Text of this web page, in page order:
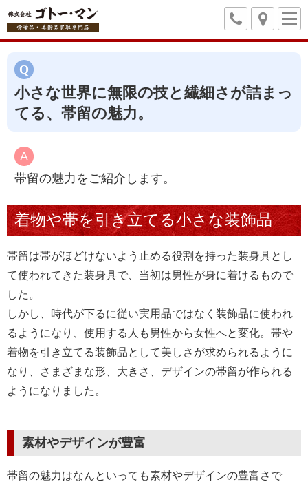
小さな世界に無限の技と繊細さが詰まっ
てる、帯留の魅力。
帯留の魅力をご紹介します。
着物や帯を引き立てる小さな装飾品
帯留は帯がほどけないよう止める役割を持った装身具とし
て使われてきた装身具で、当初は男性が身に着けるもので
した。
しかし、時代が下るに従い実用品ではなく装飾品に使われ
るようになり、使用する人も男性から女性へと変化。帯や
着物を引き立てる装飾品として美しさが求められるように
なり、さまざまな形、大きさ、デザインの帯留が作られる
ようになりました。
素材やデザインが豊富
帯留の魅力はなんといっても素材やデザインの豊富さで